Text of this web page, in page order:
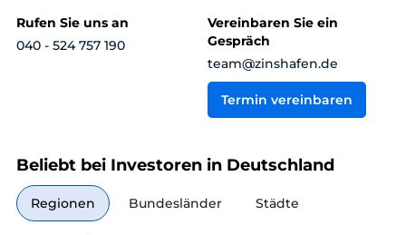
Rufen Sie uns an
040 - 524 757 190
Vereinbaren Sie ein
Gespräch
team@zinshafen.de
Termin vereinbaren
Beliebt bei Investoren in Deutschland
Regionen Bundesländer Städte